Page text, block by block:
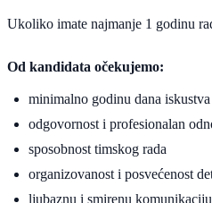
Ukoliko imate najmanje 1 godinu
Od kandidata očekujemo:
minimalno godinu dana iskustva
odgovornost i profesionalan
sposobnost timskog rada
organizovanost i posvećenost
ljubaznu i smirenu komunikaciju